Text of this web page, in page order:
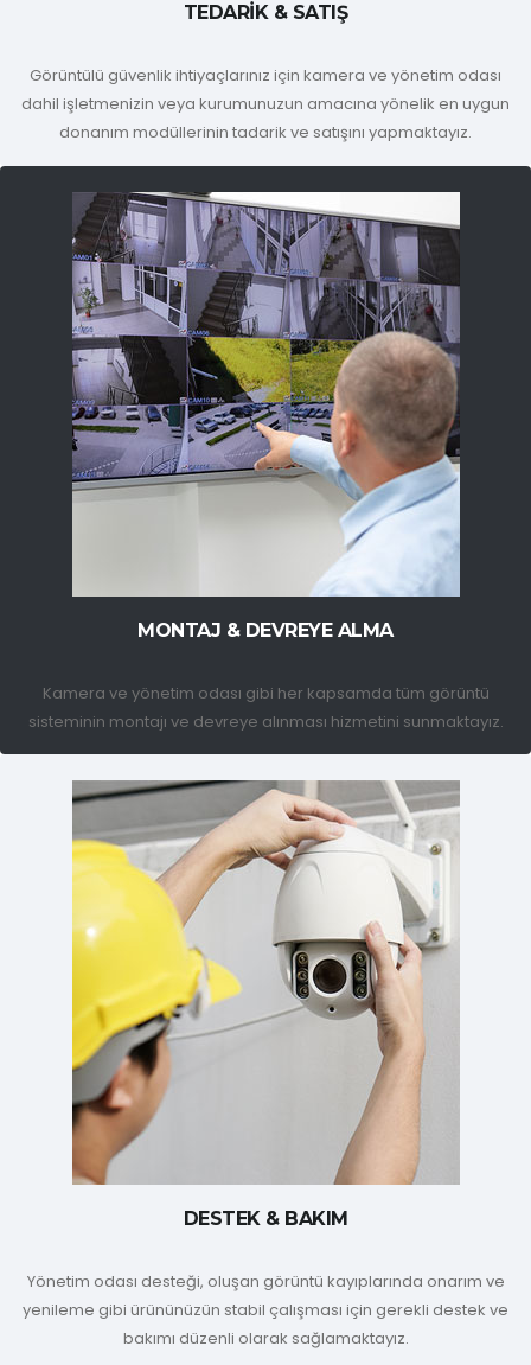
TEDARİK & SATIŞ
Görüntülü güvenlik ihtiyaçlarınız için kamera ve yönetim odası
dahil işletmenizin veya kurumunuzun amacına yönelik en uygun
donanım modüllerinin tadarik ve satışını yapmaktayız.
MONTAJ & DEVREYE ALMA
Kamera ve yönetim odası gibi her kapsamda tüm görüntü
sisteminin montajı ve devreye alınması hizmetini sunmaktayız.
DESTEK & BAKIM
Yönetim odası desteği, oluşan görüntü kayıplarında onarım ve
yenileme gibi ürününüzün stabil çalışması için gerekli destek ve
bakımı düzenli olarak sağlamaktayız.